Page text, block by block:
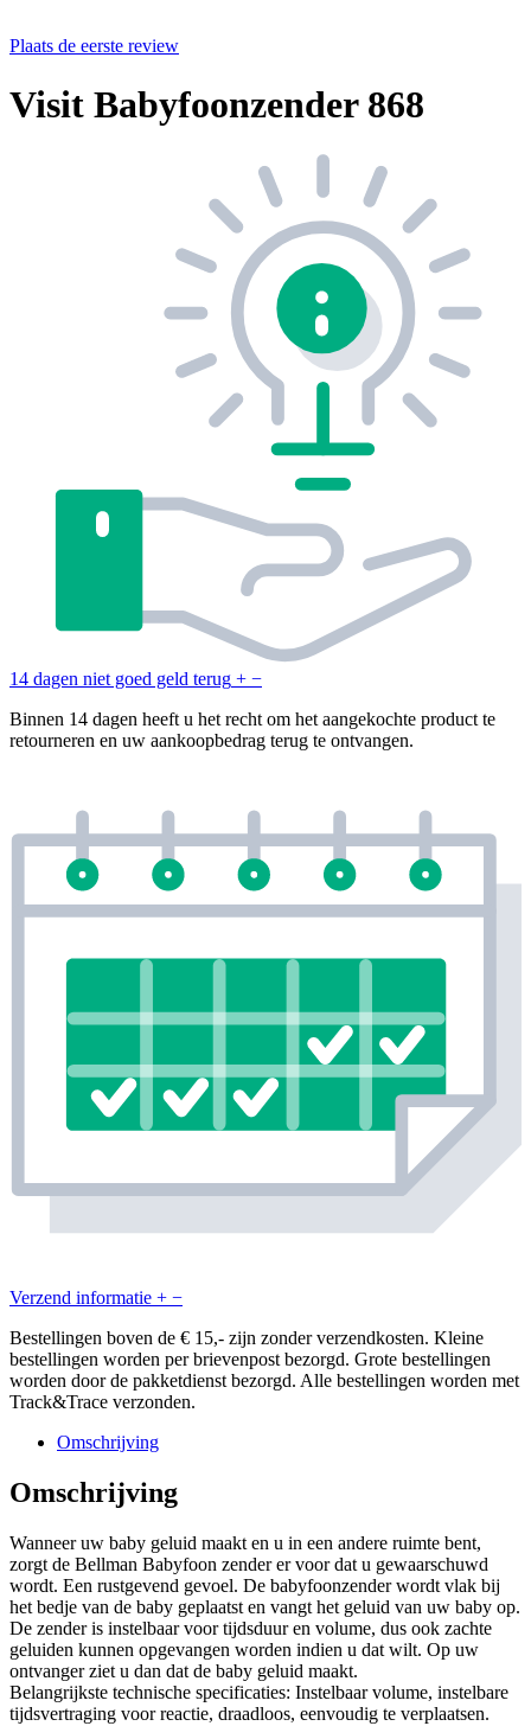
Plaats de eerste review
Visit Babyfoonzender 868
14 dagen niet goed geld terug + −
Binnen 14 dagen heeft u het recht om het aangekochte product te
retourneren en uw aankoopbedrag terug te ontvangen.
Verzend informatie + −
Bestellingen boven de € 15,- zijn zonder verzendkosten. Kleine
bestellingen worden per brievenpost bezorgd. Grote bestellingen
worden door de pakketdienst bezorgd. Alle bestellingen worden met
Track&Trace verzonden.
Omschrijving
Omschrijving
Wanneer uw baby geluid maakt en u in een andere ruimte bent,
zorgt de Bellman Babyfoon zender er voor dat u gewaarschuwd
wordt. Een rustgevend gevoel. De babyfoonzender wordt vlak bij
het bedje van de baby geplaatst en vangt het geluid van uw baby op.
De zender is instelbaar voor tijdsduur en volume, dus ook zachte
geluiden kunnen opgevangen worden indien u dat wilt. Op uw
ontvanger ziet u dan dat de baby geluid maakt.
Belangrijkste technische specificaties: Instelbaar volume, instelbare
tijdsvertraging voor reactie, draadloos, eenvoudig te verplaatsen.